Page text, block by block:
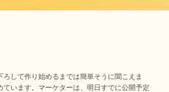
して作り始めるまでは簡単そうに聞こえま
います。マーケターは、明日すでに公開予定